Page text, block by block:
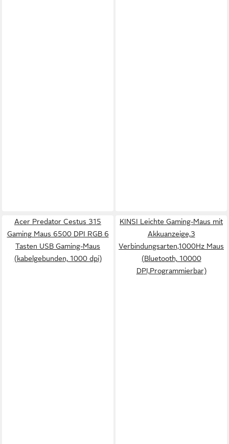
Acer Predator Cestus 315
Gaming Maus 6500 DPI RGB 6
Tasten USB Gaming-Maus
(kabelgebunden, 1000 dpi)
KINSI Leichte Gaming-Maus mit
Akkuanzeige,3
Verbindungsarten,1000Hz Maus
(Bluetooth, 10000
DPI,Programmierbar)